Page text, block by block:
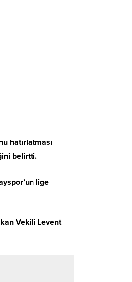
hatırlatması
belirtti.
lige
Vekili Levent